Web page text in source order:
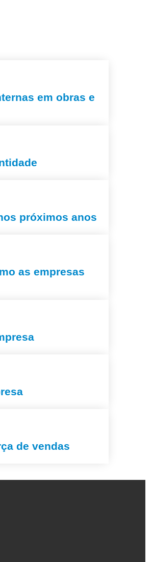
em obras e
próximos anos
as empresas
de vendas